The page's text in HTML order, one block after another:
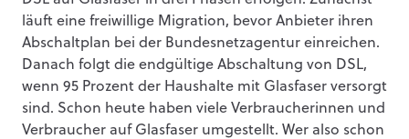
läuft eine freiwillige Migration, bevor Anbieter ihren
Abschaltplan bei der Bundesnetzagentur einreichen.
Danach folgt die endgültige Abschaltung von DSL,
wenn 95 Prozent der Haushalte mit Glasfaser versorgt
sind. Schon heute haben viele Verbraucherinnen und
Verbraucher auf Glasfaser umgestellt. Wer also schon